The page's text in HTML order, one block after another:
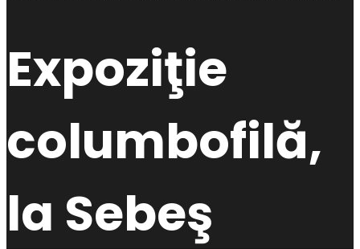
Expoziţie
columbofilă,
la Sebeş